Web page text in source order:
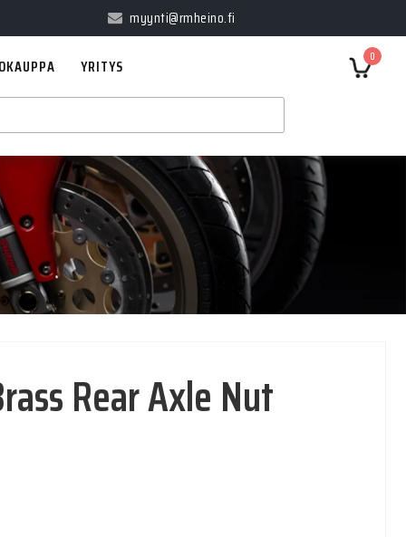
myynti@rmheino.fi
0
YRITYS
Rear Axle Nut